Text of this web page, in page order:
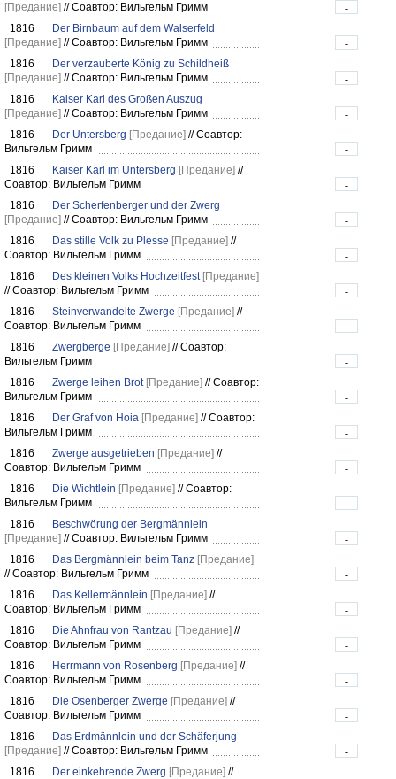
[Предание] //Соавтор: Вильгельм Гримм
-
1816
Der Birnbaum auf dem Walserfeld
[Предание] //Соавтор: Вильгельм Гримм
-
1816
Der verzauberte König zu Schildheiß
[Предание] //Соавтор: Вильгельм Гримм
-
1816
Kaiser Karl des Großen Auszug
[Предание] //Соавтор: Вильгельм Гримм
-
1816
Der Untersberg [Предание] //Соавтор:
Вильгельм Гримм
-
1816
Kaiser Karl im Untersberg [Предание] //
Соавтор: Вильгельм Гримм
-
1816
Der Scherfenberger und der Zwerg
[Предание] //Соавтор: Вильгельм Гримм
-
1816
Das stille Volk zu Plesse [Предание] //
Соавтор: Вильгельм Гримм
-
1816
Des kleinen Volks Hochzeitfest [Предание]
//Соавтор: Вильгельм Гримм
-
1816
Steinverwandelte Zwerge [Предание] //
Соавтор: Вильгельм Гримм
-
1816
Zwergberge [Предание] //Соавтор:
Вильгельм Гримм
-
1816
Zwerge leihen Brot [Предание] //Соавтор:
Вильгельм Гримм
-
1816
Der Graf von Hoia [Предание] //Соавтор:
Вильгельм Гримм
-
1816
Zwerge ausgetrieben [Предание] //
Соавтор: Вильгельм Гримм
-
1816
Die Wichtlein [Предание] //Соавтор:
Вильгельм Гримм
-
1816
Beschwörung der Bergmännlein
[Предание] //Соавтор: Вильгельм Гримм
-
1816
Das Bergmännlein beim Tanz [Предание]
//Соавтор: Вильгельм Гримм
-
1816
Das Kellermännlein [Предание] //
Соавтор: Вильгельм Гримм
-
1816
Die Ahnfrau von Rantzau [Предание] //
Соавтор: Вильгельм Гримм
-
1816
Herrmann von Rosenberg [Предание] //
Соавтор: Вильгельм Гримм
-
1816
Die Osenberger Zwerge [Предание] //
Соавтор: Вильгельм Гримм
-
1816
Das Erdmännlein und der Schäferjung
[Предание] //Соавтор: Вильгельм Гримм
-
1816
Der einkehrende Zwerg [Предание] //